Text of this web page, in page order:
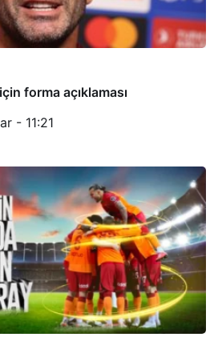
forma açıklaması
- 11:21